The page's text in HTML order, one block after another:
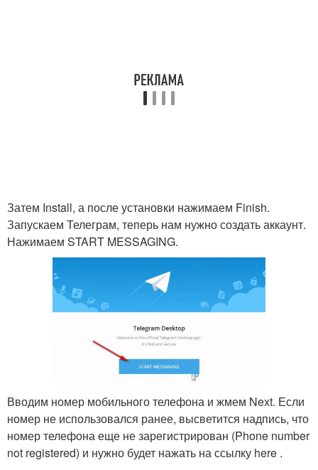
Затем Install, а после установки нажимаем Finish.
Запускаем Телеграм, теперь нам нужно создать аккаунт.
Нажимаем START MESSAGING.
Вводим номер мобильного телефона и жмем Next. Если
номер не использовался ранее, высветится надпись, что
номер телефона еще не зарегистрирован (Phone number
not registered) и нужно будет нажать на ссылку here .